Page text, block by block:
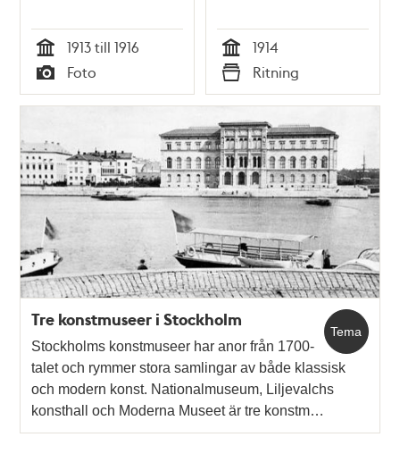
Tid
1913 till 1916
Typ
Foto Tid
1914
Typ
Ritning
Tema
Tre konstmuseer i Stockholm
Stockholms konstmuseer har anor från 1700-
talet och rymmer stora samlingar av både klassisk
och modern konst. Nationalmuseum, Liljevalchs
konsthall och Moderna Museet är tre konstm…